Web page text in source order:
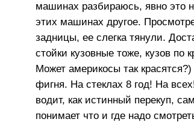
машинах разбираюсь, явно это
этих машинах другое.
задницы, ее слегка тянули.
стойки кузовные тоже, кузов по
Может америкосы так
фигня. На стеклах 8 год! На
водит, как истинный перекуп,
понимает что и где надо